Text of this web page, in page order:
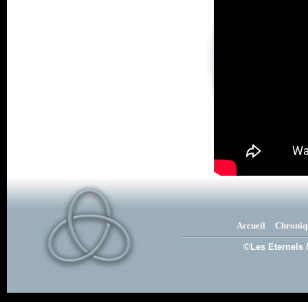
Accueil
©Les Eternels